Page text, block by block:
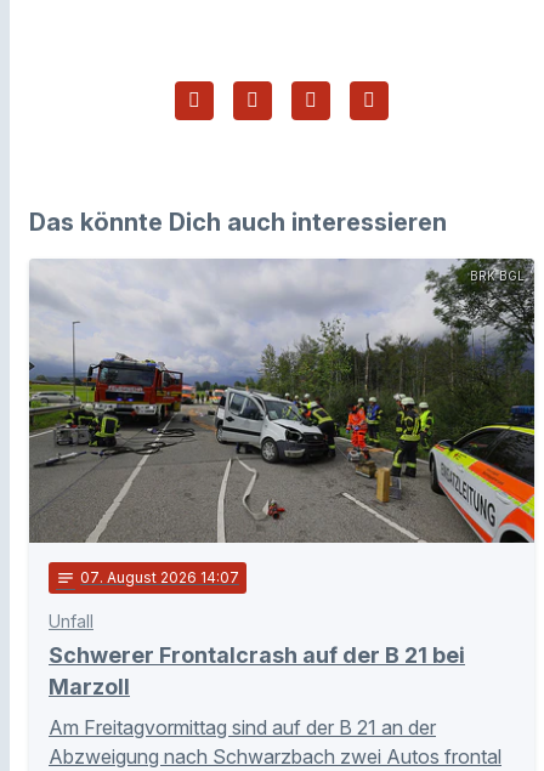
Das könnte Dich auch interessieren
BRK BGL
notes 07. August 2026 14:07
Unfall
Schwerer Frontalcrash auf der B 21 bei
Marzoll
Am Freitagvormittag sind auf der B 21 an der
Abzweigung nach Schwarzbach zwei Autos frontal